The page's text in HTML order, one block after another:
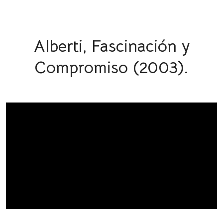
Alberti, Fascinación y
Compromiso (2003).